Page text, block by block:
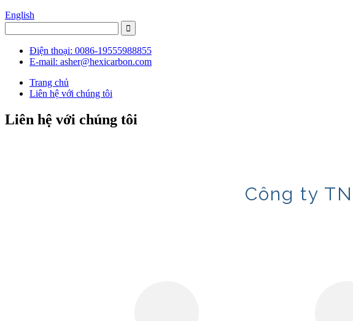
English
Điện thoại: 0086-19555988855
E-mail: asher@hexicarbon.com
Trang chủ
Liên hệ với chúng tôi
Liên hệ với chúng tôi
Công ty